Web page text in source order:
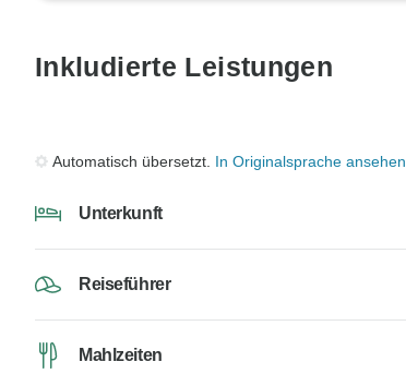
Inkludierte Leistungen
Automatisch übersetzt. In Originalsprache ansehen
Unterkunft
Reiseführer
Mahlzeiten